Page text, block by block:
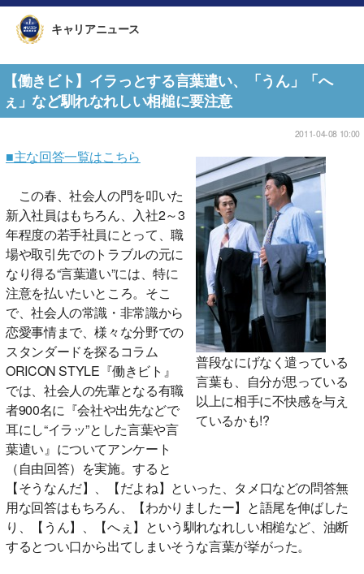
キャリアニュース
【働きビト】イラっとする言葉遣い、「うん」「へ
ぇ」など馴れなれしい相槌に要注意
2011-04-08 10:00
普段なにげなく遣っている
言葉も、自分が思っている
以上に相手に不快感を与え
ているかも!?
■主な回答一覧はこちら
この春、社会人の門を叩いた
新入社員はもちろん、入社2～3
年程度の若手社員にとって、職
場や取引先でのトラブルの元に
なり得る“言葉遣い”には、特に
注意を払いたいところ。そこ
で、社会人の常識・非常識から
恋愛事情まで、様々な分野での
スタンダードを探るコラム
ORICON STYLE『働きビト』
では、社会人の先輩となる有職
者900名に『会社や出先などで
耳にし“イラッ”とした言葉や言
葉遣い』についてアンケート
（自由回答）を実施。すると
【そうなんだ】、【だよね】といった、タメ口などの問答無
用な回答はもちろん、【わかりましたー】と語尾を伸ばした
り、【うん】、【へぇ】という馴れなれしい相槌など、油断
するとつい口から出てしまいそうな言葉が挙がった。